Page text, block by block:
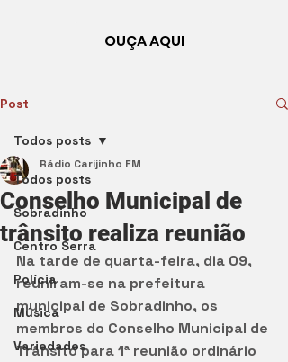
OUÇA AQUI
Post
Todos posts
Sobradinho
Centro Serra
Polícia
Música
Variedades
Todos posts
Conselho Municipal de
trânsito realiza reunião
Rádio Carijinho FM
Na tarde de quarta-feira, dia 09,
reuniram-se na prefeitura
municipal de Sobradinho, os
membros do Conselho Municipal de
Trânsito para 1ª reunião ordinário